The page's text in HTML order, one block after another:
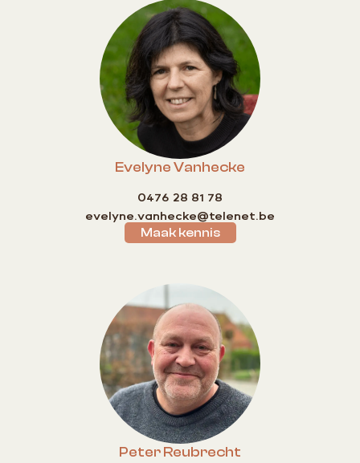
Evelyne Vanhecke
0476 28 81 78
evelyne.vanhecke@telenet.be
Maak kennis
Peter Reubrecht